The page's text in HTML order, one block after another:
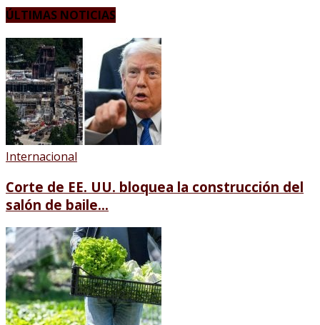
ÚLTIMAS NOTICIAS
Internacional
Corte de EE. UU. bloquea la construcción del
salón de baile...